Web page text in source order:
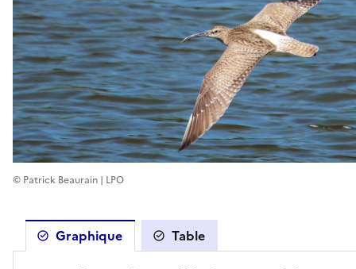
© Patrick Beaurain | LPO
Graphique Table